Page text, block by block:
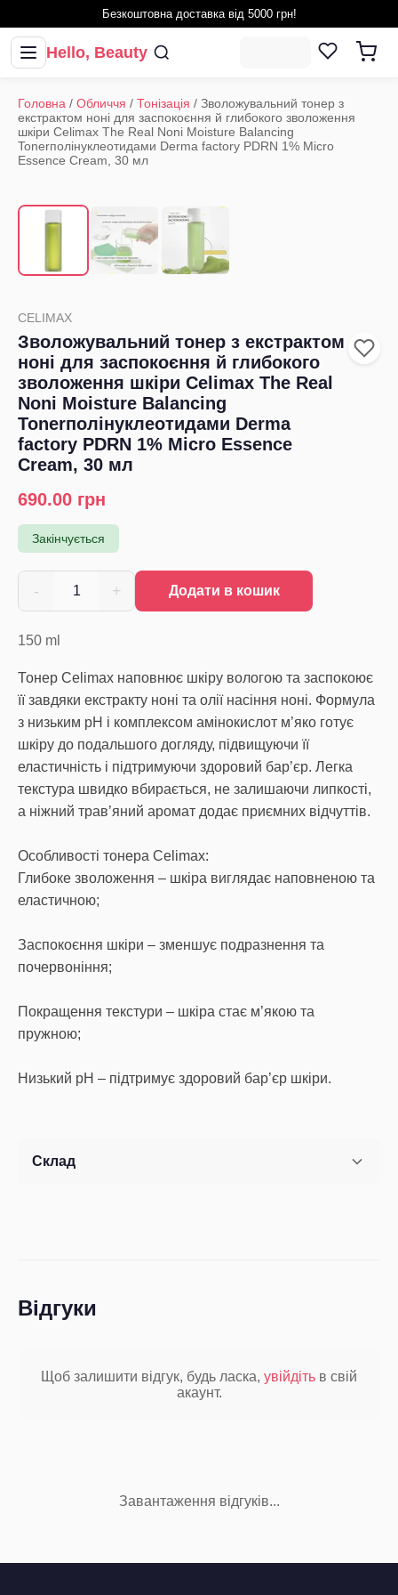
Безкоштовна доставка від 5000 грн!
Hello, Beauty
Головна / Обличчя / Тонізація / Зволожувальний тонер з
екстрактом ноні для заспокоєння й глибокого зволоження
шкіри Celimax The Real Noni Moisture Balancing
Tonerполінуклеотидами Derma factory PDRN 1% Micro
Essence Cream, 30 мл
CELIMAX
Зволожувальний тонер з екстрактом
ноні для заспокоєння й глибокого
зволоження шкіри Celimax The Real
Noni Moisture Balancing
Tonerполінуклеотидами Derma
factory PDRN 1% Micro Essence
Cream, 30 мл
690.00 грн
Закінчується
- 1 + Додати в кошик
150 ml
Тонер Celimax наповнює шкіру вологою та заспокоює
її завдяки екстракту ноні та олії насіння ноні. Формула
з низьким pH і комплексом амінокислот м’яко готує
шкіру до подальшого догляду, підвищуючи її
еластичність і підтримуючи здоровий бар’єр. Легка
текстура швидко вбирається, не залишаючи липкості,
а ніжний трав’яний аромат додає приємних відчуттів.
Особливості тонера Celimax:
Глибоке зволоження – шкіра виглядає наповненою та
еластичною;
Заспокоєння шкіри – зменшує подразнення та
почервоніння;
Покращення текстури – шкіра стає м’якою та
пружною;
Низький pH – підтримує здоровий бар’єр шкіри.
Склад
Відгуки
Щоб залишити відгук, будь ласка, увійдіть в свій
акаунт.
Завантаження відгуків...